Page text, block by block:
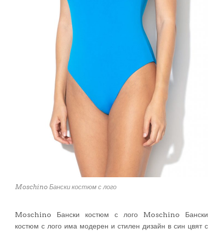
Moschino Бански костюм с лого
Moschino Бански костюм с лого Moschino Бански
костюм с лого има модерен и стилен дизайн в син цвят с